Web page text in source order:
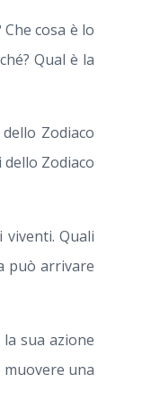
Che cosa è lo
Qual è la
Zodiaco
Zodiaco
Quali
può arrivare
sua azione
muovere una